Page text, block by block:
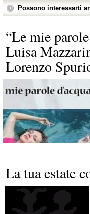
Possono interessarti
“Le mie
Luisa
Lorenzo
La tua estate